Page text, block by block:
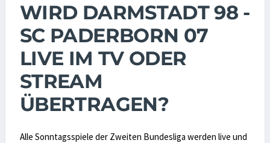
WIRD DARMSTADT 98 -
SC PADERBORN 07
LIVE IM TV ODER
STREAM
ÜBERTRAGEN?
Alle Sonntagsspiele der Zweiten Bundesliga werden live und